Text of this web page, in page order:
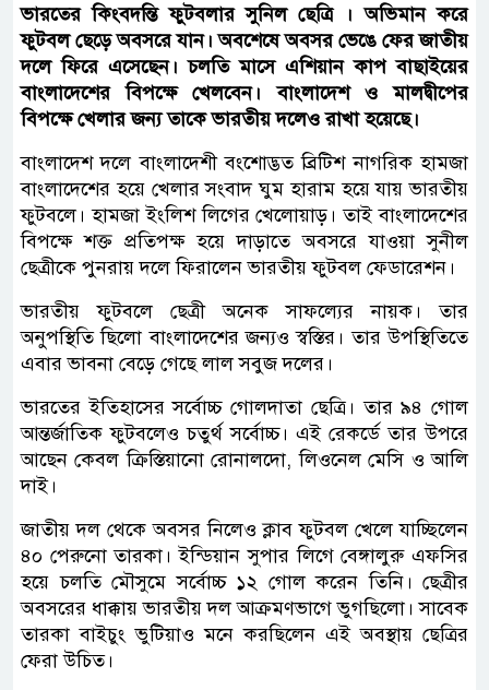
ভারতের কিংবদন্তি ফুটবলার সুনিল ছেত্রি । অভিমান করে
ফুটবল ছেড়ে অবসরে যান। অবশেষে অবসর ভেঙে ফের জাতীয়
দলে ফিরে এসেছেন। চলতি মাসে এশিয়ান কাপ বাছাইয়ের
বাংলাদেশের বিপক্ষে খেলবেন। বাংলাদেশ ও মালদ্বীপের
বিপক্ষে খেলার জন্য তাকে ভারতীয় দলেও রাখা হয়েছে।
বাংলাদেশ দলে বাংলাদেশী বংশোদ্ভত ব্রিটিশ নাগরিক হামজা
বাংলাদেশের হয়ে খেলার সংবাদ ঘুম হারাম হয়ে যায় ভারতীয়
ফুটবলে। হামজা ইংলিশ লিগের খেলোয়াড়। তাই বাংলাদেশের
বিপক্ষে শক্ত প্রতিপক্ষ হয়ে দাড়াতে অবসরে যাওয়া সুনীল
ছেত্রীকে পুনরায় দলে ফিরালেন ভারতীয় ফুটবল ফেডারেশন।
ভারতীয় ফুটবলে ছেত্রী অনেক সাফল্যের নায়ক। তার
অনুপস্থিতি ছিলো বাংলাদেশের জন্যও স্বস্তির। তার উপস্থিতিতে
এবার ভাবনা বেড়ে গেছে লাল সবুজ দলের।
ভারতের ইতিহাসের সর্বোচ্চ গোলদাতা ছেত্রি। তার ৯৪ গোল
আন্তর্জাতিক ফুটবলেও চতুর্থ সর্বোচ্চ। এই রেকর্ডে তার উপরে
আছেন কেবল ক্রিস্তিয়ানো রোনালদো, লিওনেল মেসি ও আলি
দাই।
জাতীয় দল থেকে অবসর নিলেও ক্লাব ফুটবল খেলে যাচ্ছিলেন
৪০ পেরুনো তারকা। ইন্ডিয়ান সুপার লিগে বেঙ্গালুরু এফসির
হয়ে চলতি মৌসুমে সর্বোচ্চ ১২ গোল করেন তিনি। ছেত্রীর
অবসরের ধাক্কায় ভারতীয় দল আক্রমণভাগে ভুগছিলো। সাবেক
তারকা বাইচুং ভুটিয়াও মনে করছিলেন এই অবস্থায় ছেত্রির
ফেরা উচিত।